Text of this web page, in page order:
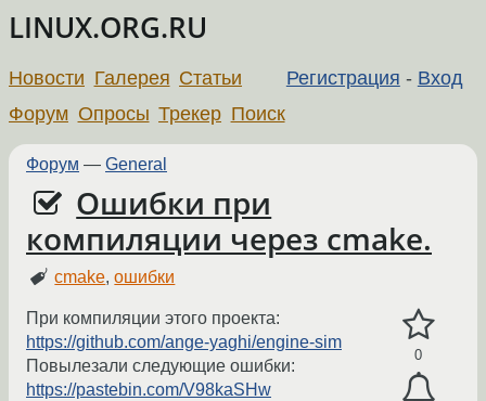
LINUX.ORG.RU
Регистрация - Вход
Новости Галерея Статьи
Форум Опросы Трекер Поиск
Форум — General
Ошибки при
компиляции через cmake.
cmake,ошибки
0
При компиляции этого проекта:
https://github.com/ange-yaghi/engine-sim
Повылезали следующие ошибки:
https://pastebin.com/V98kaSHw